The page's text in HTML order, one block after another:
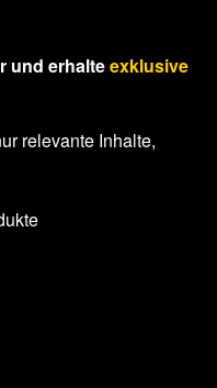
und erhalteexklusive
relevante Inhalte,